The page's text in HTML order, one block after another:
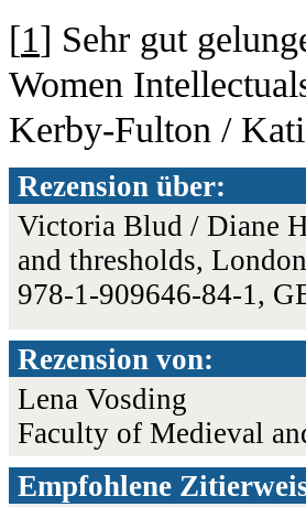
[1] Sehr gut
Women
Kerby-Fulton /
Rezension über:
Victoria Blud / Diane
and thresholds,
978-1-909646-84-1,
Rezension von:
Lena Vosding
Faculty of Medieval
Empfohlene